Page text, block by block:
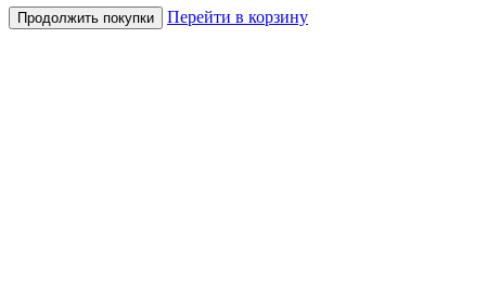
Продолжить покупки Перейти в корзину